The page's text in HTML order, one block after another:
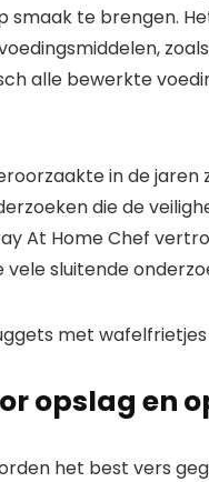
smaak te brengen.
alle bewerkte
in de jaren
die de
At Home Chef
sluitende
opslag en
het best vers